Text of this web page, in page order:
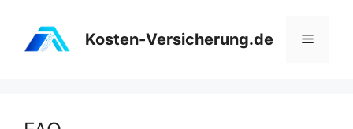
Inhalt
springen
Kosten-Versicherung.de Menü